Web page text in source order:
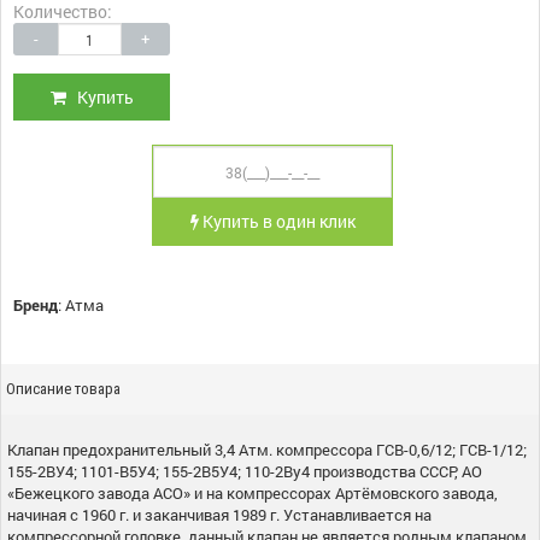
Количество:
- +
Купить
Купить в один клик
Бренд:Атма
Описание товара
Клапан предохранительный 3,4 Атм. компрессора ГСВ-0,6/12; ГСВ-1/12;
155-2ВУ4; 1101-В5У4; 155-2В5У4; 110-2Ву4 производства СССР, АО
«Бежецкого завода АСО» и на компрессорах Артёмовского завода,
начиная с 1960 г. и заканчивая 1989 г. Устанавливается на